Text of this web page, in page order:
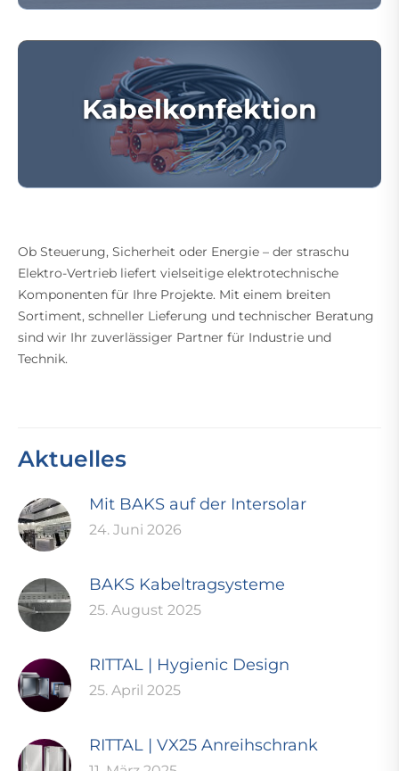
Kabelkonfektion
Ob Steuerung, Sicherheit oder Energie – der straschu
Elektro-Vertrieb liefert vielseitige elektrotechnische
Komponenten für Ihre Projekte. Mit einem breiten
Sortiment, schneller Lieferung und technischer Beratung
sind wir Ihr zuverlässiger Partner für Industrie und
Technik.
Aktuelles
Mit BAKS auf der Intersolar
24. Juni 2026
BAKS Kabeltragsysteme
25. August 2025
RITTAL | Hygienic Design
25. April 2025
RITTAL | VX25 Anreihschrank